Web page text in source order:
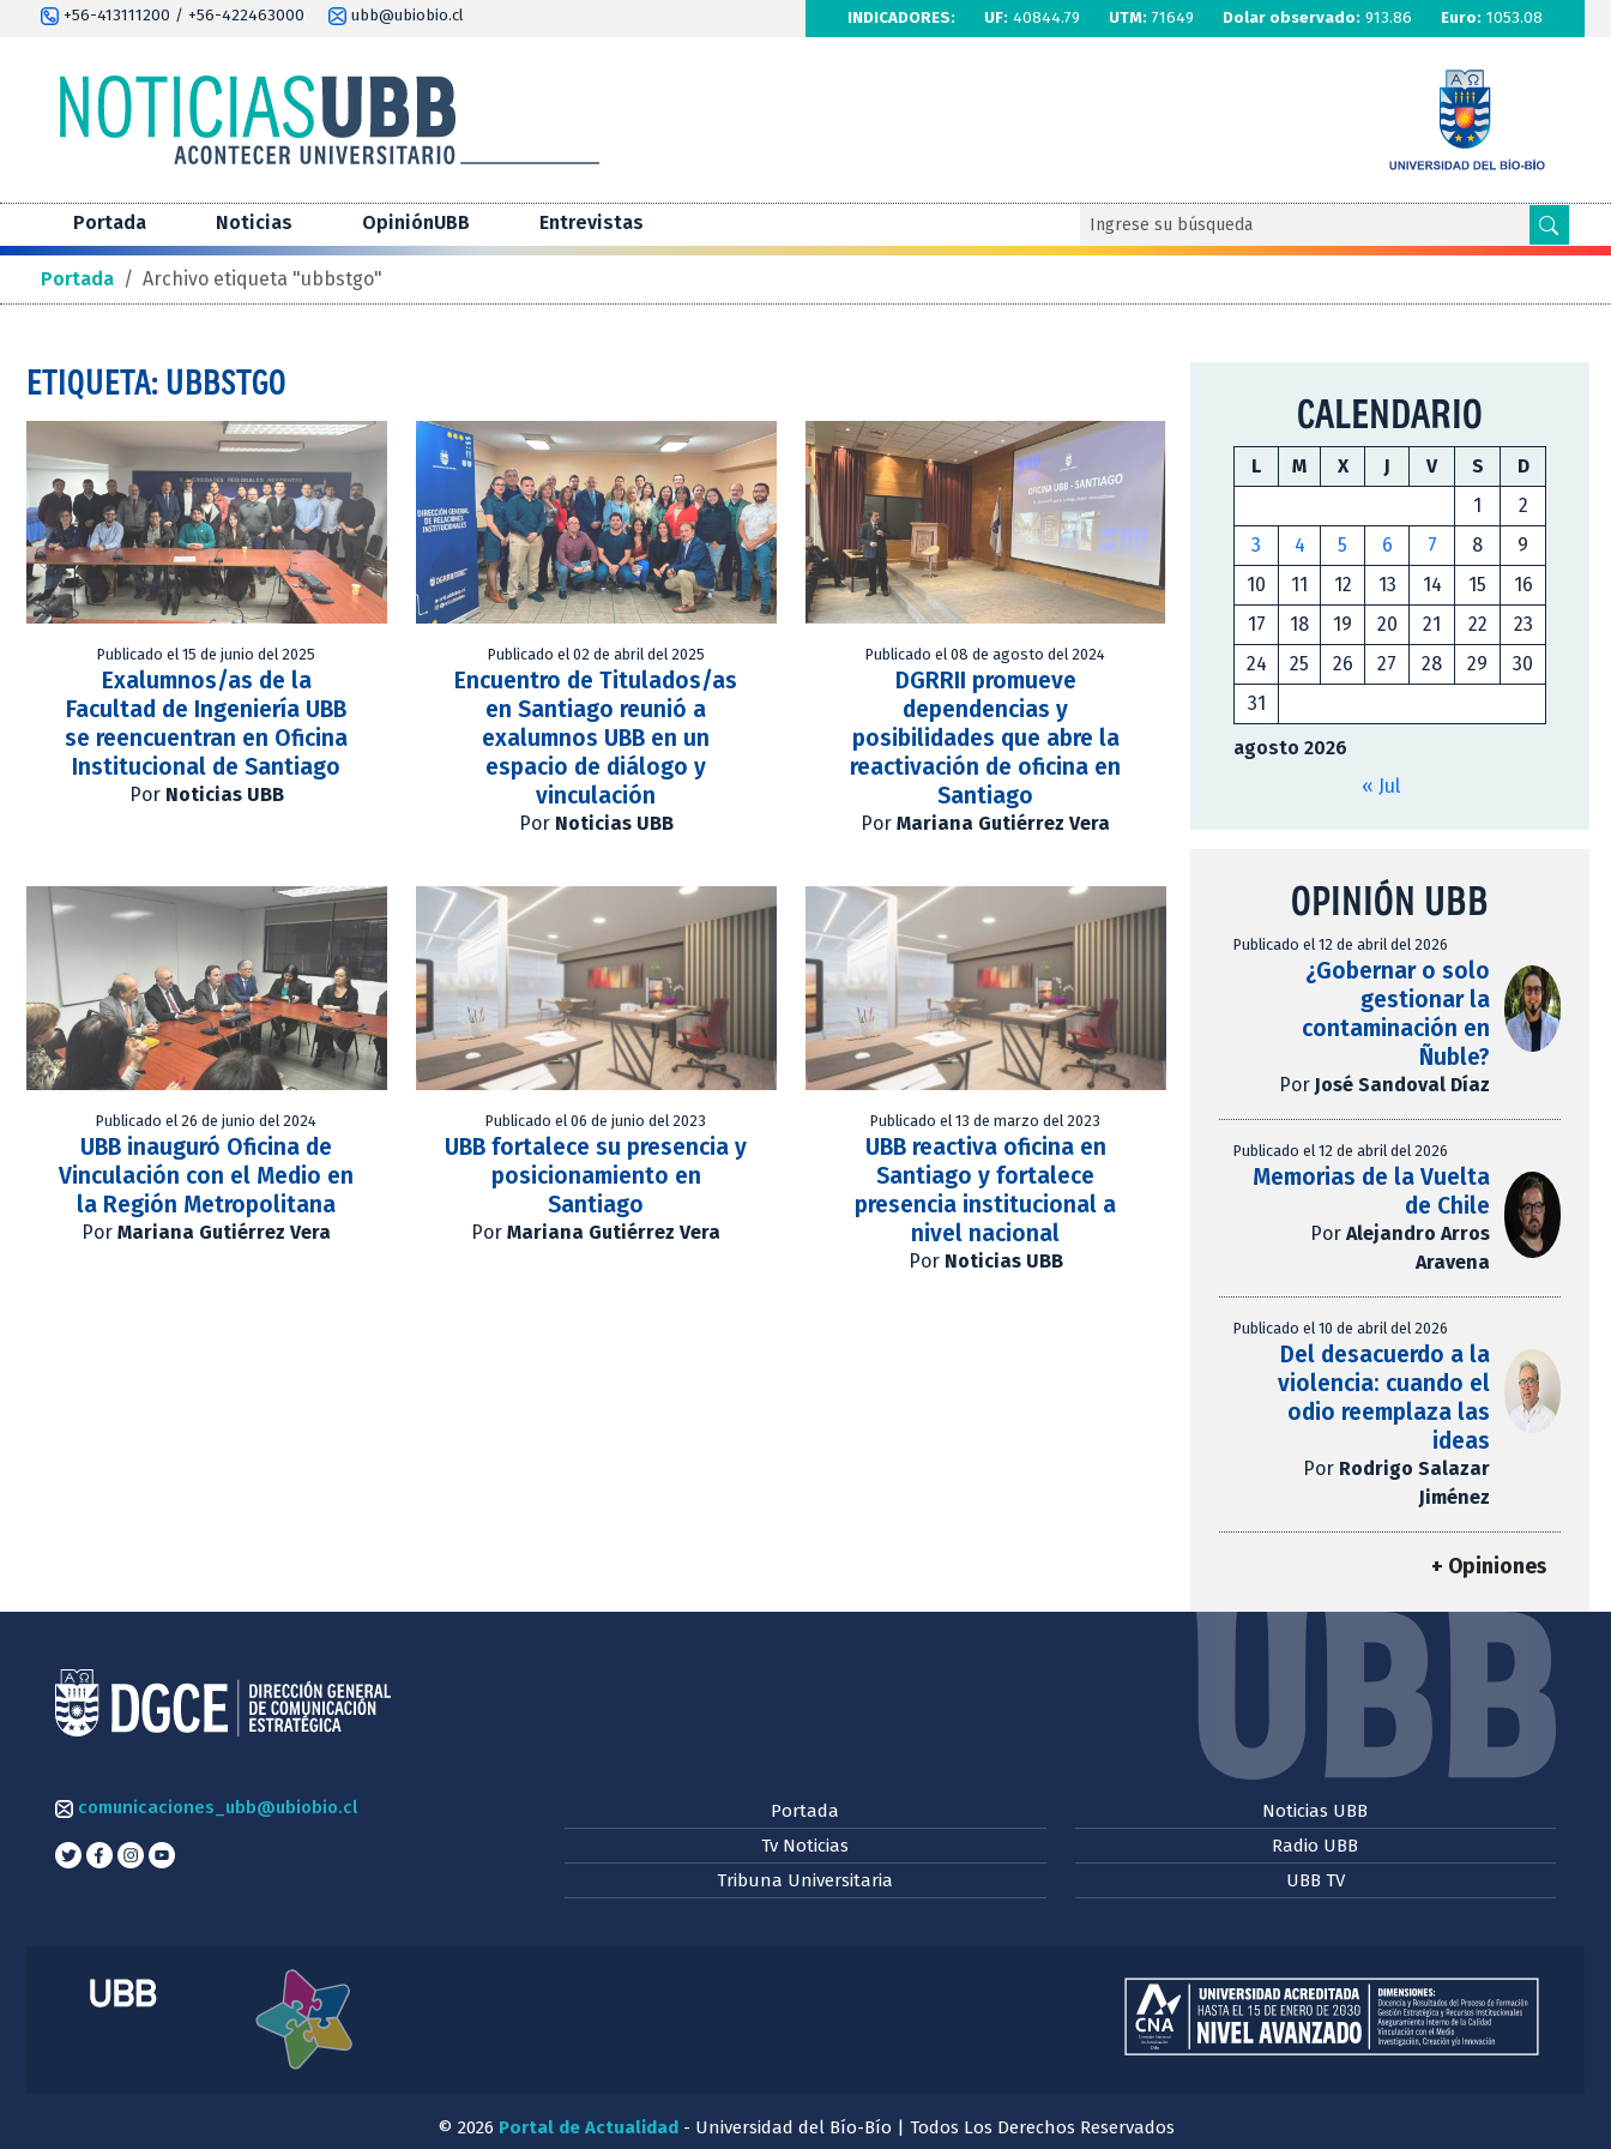
+56-413111200 / +56-422463000 ubb@ubiobio.cl INDICADORES: UF: 40844.79 UTM: 71649 Dolar observado: 913.86 Euro: 1053.08
Portada Noticias OpiniónUBB Entrevistas
Portada / Archivo etiqueta "ubbstgo"
ETIQUETA: UBBSTGO
Publicado el 15 de junio del 2025
Exalumnos/as de la
Facultad de Ingeniería UBB
se reencuentran en Oficina
Institucional de Santiago
Por Noticias UBB
Publicado el 02 de abril del 2025
Encuentro de Titulados/as
en Santiago reunió a
exalumnos UBB en un
espacio de diálogo y
vinculación
Por Noticias UBB
Publicado el 08 de agosto del 2024
DGRRII promueve
dependencias y
posibilidades que abre la
reactivación de oficina en
Santiago
PorMariana Gutiérrez Vera
Publicado el 26 de junio del 2024
UBB inauguró Oficina de
Vinculación con el Medio en
la Región Metropolitana
PorMariana Gutiérrez Vera
Publicado el 06 de junio del 2023
UBB fortalece su presencia y
posicionamiento en
Santiago
PorMariana Gutiérrez Vera
Publicado el 13 de marzo del 2023
UBB reactiva oficina en
Santiago y fortalece
presencia institucional a
nivel nacional
Por Noticias UBB
CALENDARIO
agosto 2026
L M X J V S
D
1
2
3
4 5 6 7 8
9
10
11 12 13 14 15
16
17
18 19 20 21 22
23
24
25 26 27 28 29
30
31
« Jul
OPINIÓN UBB
Publicado el 12 de abril del 2026
¿Gobernar o solo
gestionar la
contaminación en
Ñuble?
Por José Sandoval Díaz
Publicado el 12 de abril del 2026
Memorias de la Vuelta
de Chile
Por Alejandro Arros
Aravena
Publicado el 10 de abril del 2026
Del desacuerdo a la
violencia: cuando el
odio reemplaza las
ideas
Por Rodrigo Salazar
Jiménez
+ Opiniones
comunicaciones_ubb@ubiobio.cl
Portada
Tv Noticias
Tribuna Universitaria
Noticias UBB
Radio UBB
UBB TV
© 2026 Portal de Actualidad- Universidad del Bío-Bío | Todos Los Derechos Reservados